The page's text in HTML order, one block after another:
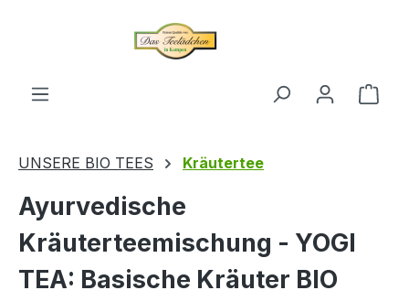
UNSERE BIO TEES Kräutertee
Ayurvedische
Kräuterteemischung - YOGI
TEA: Basische Kräuter BIO